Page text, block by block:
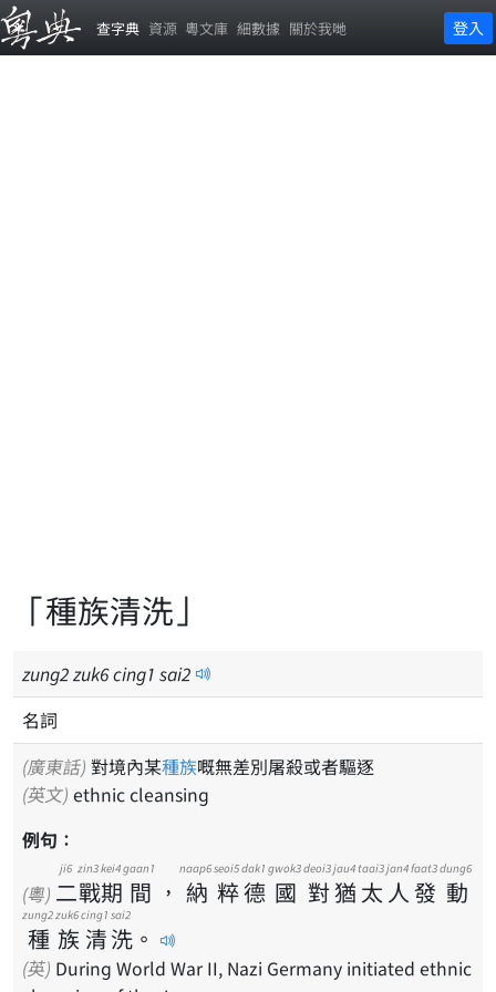
查字典 資源 粵文庫 細數據 關於我哋 登入
「種族清洗」
zung2zuk6cing1 sai2
名詞
(廣東話) 對境內某種族嘅無差別屠殺或者驅逐
(英文) ethnic cleansing
例句：
(粵) 二
ji6
戰
zin3
期
kei4
間
gaan1
， 納
naap6
粹
seoi5
德
dak1
國
gwok3
對
deoi3
猶
jau4
太
taai3
人
jan4
發
faat3
動
dung6
種
zung2
族
zuk6
清
cing1
洗
sai2
。
(英) During World War II, Nazi Germany initiated ethnic